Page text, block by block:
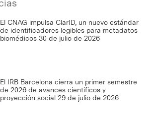
El CNAG impulsa ClarID, un nuevo estándar
de identificadores legibles para metadatos
biomédicos 30 de julio de 2026
El IRB Barcelona cierra un primer semestre
de 2026 de avances científicos y
proyección social 29 de julio de 2026